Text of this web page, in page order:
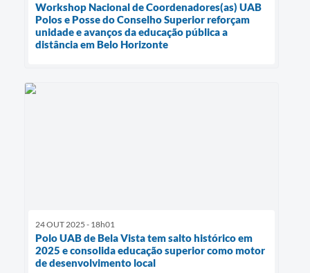
Workshop Nacional de Coordenadores(as) UAB
Polos e Posse do Conselho Superior reforçam
unidade e avanços da educação pública a
distância em Belo Horizonte
24 OUT 2025 - 18h01
Polo UAB de Bela Vista tem salto histórico em
2025 e consolida educação superior como motor
de desenvolvimento local